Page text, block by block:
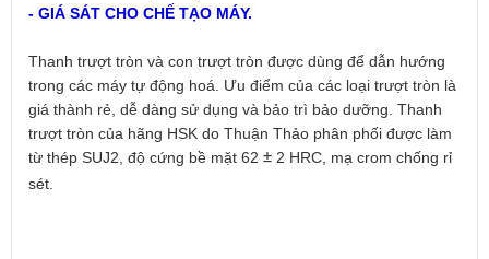
- GIÁ SÁT CHO CHẾ TẠO MÁY.
Thanh trượt tròn và con trượt tròn được dùng để dẫn hướng
trong các máy tự động hoá. Ưu điểm của các loại trượt tròn là
giá thành rẻ, dễ dàng sử dụng và bảo trì bảo dưỡng. Thanh
trượt tròn của hãng HSK do Thuận Thảo phân phối được làm
từ thép SUJ2, độ cứng bề mặt 62 ± 2 HRC, mạ crom chống rỉ
sét.